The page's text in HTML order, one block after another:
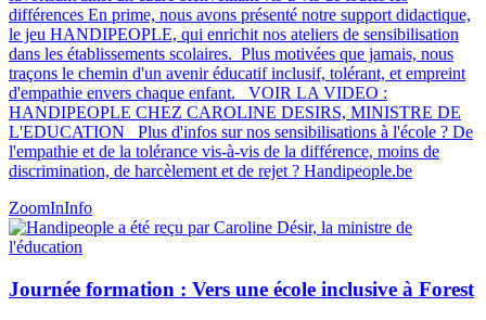
différences En prime, nous avons présenté notre support didactique,
le jeu HANDIPEOPLE, qui enrichit nos ateliers de sensibilisation
dans les établissements scolaires. Plus motivées que jamais, nous
traçons le chemin d'un avenir éducatif inclusif, tolérant, et empreint
d'empathie envers chaque enfant. VOIR LA VIDEO :
HANDIPEOPLE CHEZ CAROLINE DESIRS, MINISTRE DE
L'EDUCATION Plus d'infos sur nos sensibilisations à l'école ? De
l'empathie et de la tolérance vis-à-vis de la différence, moins de
discrimination, de harcèlement et de rejet ? Handipeople.be
ZoomInInfo
Journée formation : Vers une école inclusive à Forest